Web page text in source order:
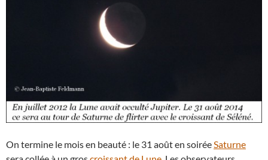
On termine le mois en beauté : le 31 août en soiréeSaturne